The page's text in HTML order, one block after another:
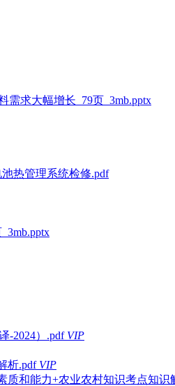
求大幅增长_79页_3mb.pptx
热管理系统检修.pdf
-2024）.pdf VIP
析.pdf VIP
质和能力+农业农村知识考点知识